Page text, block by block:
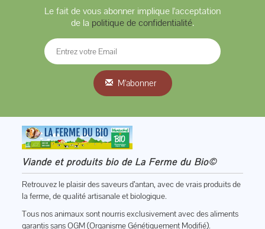
Le fait de vous abonner implique l'acceptation
de la politique de confidentialité.
M'abonner
Viande et produits bio de La Ferme du Bio©
Retrouvez le plaisir des saveurs d’antan, avec de vrais produits de
la ferme, de qualité artisanale et biologique.
Tous nos animaux sont nourris exclusivement avec des aliments
garantis sans OGM (Organisme Génétiquement Modifié).